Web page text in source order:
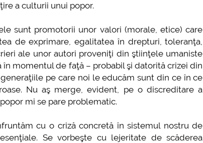
a culturii unui popor.
sunt promotorii unor valori (morale, etice) care
de exprimare, egalitatea în drepturi, toleranţa,
ale unor autori proveniţi din ştiinţele umaniste
momentul de faţă – probabil şi datorită crizei din
pe care noi le educăm sunt din ce în ce
Nu aş merge, evident, pe o discreditare a
mi se pare problematic.
cu o criză concretă în sistemul nostru de
Se vorbeşte cu lejeritate de scăderea